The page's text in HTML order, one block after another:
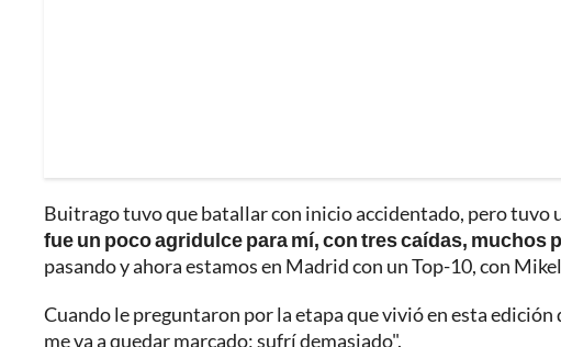
Buitrago tuvo que batallar con inicio accidentado, pero tuvo
fue un poco agridulce para mí, con tres caídas, muchos
pasando y ahora estamos en Madrid con un Top-10, con
Cuando le preguntaron por la etapa que vivió en esta
me va a quedar marcado; sufrí demasiado".